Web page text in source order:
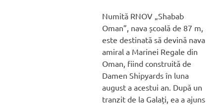
Numită RNOV „Shabab
Oman”, nava școală de 87 m,
este destinată să devină nava
amiral a Marinei Regale din
Oman, fiind construită de
Damen Shipyards în luna
august a acestui an. După un
tranzit de la Galați, ea a ajuns